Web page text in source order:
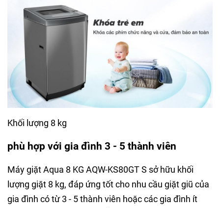
Khối lượng 8 kg
phù hợp với gia đình 3 - 5 thành viên
Máy giặt Aqua 8 KG AQW-KS80GT S sở hữu khối
lượng giặt 8 kg, đáp ứng tốt cho nhu cầu giặt giũ của
gia đình có từ 3 - 5 thành viên hoặc các gia đình ít